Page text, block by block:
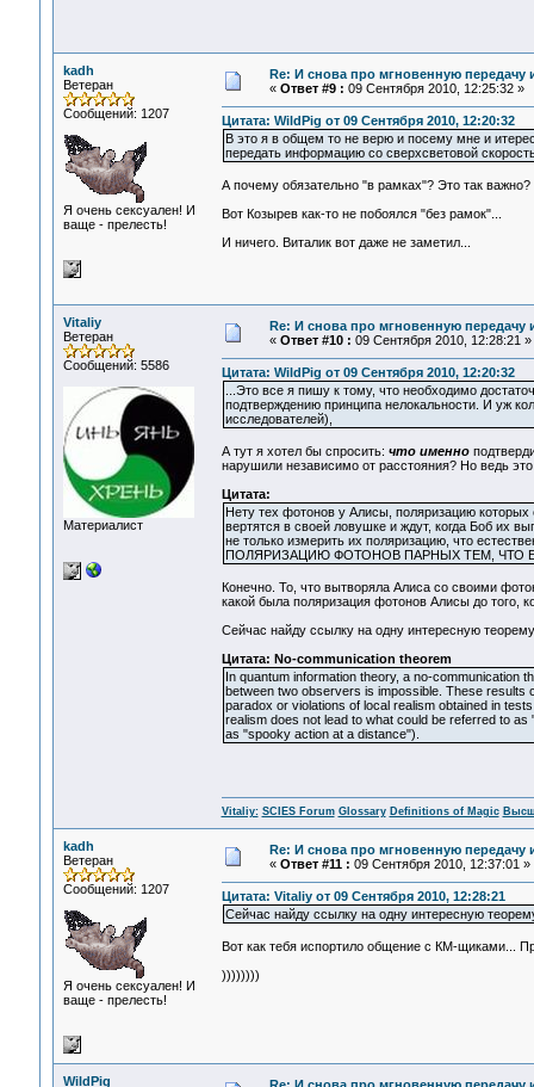
kadh
Ветеран
Сообщений: 1207
Я очень сексуален! И
ваще - прелесть!
Re: И снова про мгновенную
« Ответ #9 : 09 Сентября 2010, 12:25:32 »
Цитата: WildPig от 09 Сентября 2010, 12:20:32
В это я в общем то не верю и посему мне и
передать информацию со сверхсветовой
А почему обязательно "в рамках"? Это так важно?
Вот Козырев как-то не побоялся "без рамок"...
И ничего. Виталик вот даже не заметил...
Vitaliy
Ветеран
Сообщений: 5586
Материалист
Re: И снова про мгновенную
« Ответ #10 : 09 Сентября 2010, 12:28:21 »
Цитата: WildPig от 09 Сентября 2010, 12:20:32
...Это все я пишу к тому, что необходимо
подтверждению принципа нелокальности. И уж
исследователей),
А тут я хотел бы спросить: что именно
нарушили независимо от расстояния? Но ведь
Цитата:
Нету тех фотонов у Алисы, поляризацию
вертятся в своей ловушке и ждут, когда Боб их
не только измерить их поляризацию, что
ПОЛЯРИЗАЦИЮ ФОТОНОВ ПАРНЫХ ТЕМ, ЧТО
Конечно. То, что вытворяла Алиса со своими
какой была поляризация фотонов Алисы до того,
Сейчас найду ссылку на одну интересную
Цитата: No-communication theorem
In quantum information theory, a no-
between two observers is impossible. These results
paradox or violations of local realism obtained in
realism does not lead to what could be referred to
as "spooky action at a distance").
Vitaliy: SCIES Forum Glossary Definitions of Magic
kadh
Ветеран
Сообщений: 1207
Я очень сексуален! И
ваще - прелесть!
Re: И снова про мгновенную
« Ответ #11 : 09 Сентября 2010, 12:37:01 »
Цитата: Vitaliy от 09 Сентября 2010, 12:28:21
Сейчас найду ссылку на одну интересную
Вот как тебя испортило общение с КМ-щиками...
))))))))
WildPig